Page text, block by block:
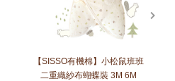
【SISSO有機棉】小松鼠班班
二重織紗布蝴蝶裝 3M 6M